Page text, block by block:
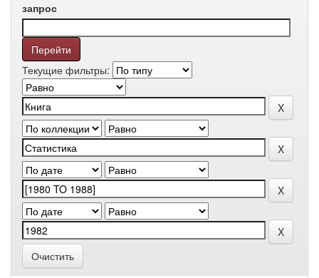
запрос
Текущие фильтры:
Очистить